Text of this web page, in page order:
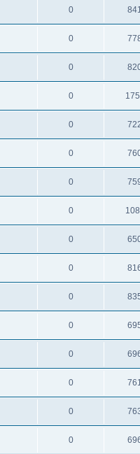
0
0
0
0
0
0
0
0
0
0
0
0
0
0
0
0